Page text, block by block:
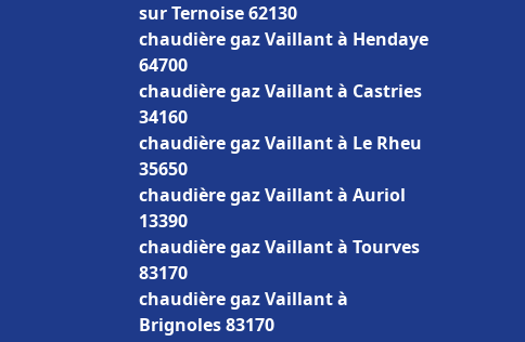
sur Ternoise 62130
chaudière gaz Vaillant à Hendaye
64700
chaudière gaz Vaillant à Castries
34160
chaudière gaz Vaillant à Le Rheu
35650
chaudière gaz Vaillant à Auriol
13390
chaudière gaz Vaillant à Tourves
83170
chaudière gaz Vaillant à
Brignoles 83170